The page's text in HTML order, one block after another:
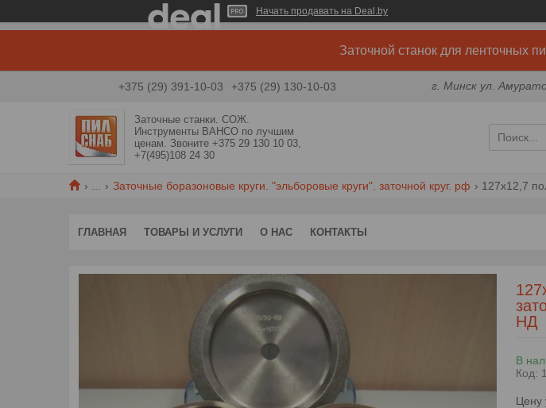
Начать продавать на Deal.by
Заточной станок для ленточных
+375 (29) 391-10-03 +375 (29) 130-10-03 г. Минск ул.
Заточные станки. СОЖ.
Инструменты BAHCO по лучшим
ценам. Звоните +375 29 130 10 03,
+7(495)108 24 30
Заточные боразоновые круги. "эльборовые круги". заточной круг. рф
ГЛАВНАЯ ТОВАРЫ И УСЛУГИ О НАС КОНТАКТЫ
НД
В
Код:
Цену